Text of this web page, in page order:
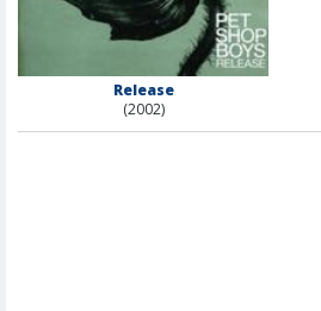
Release
(2002)